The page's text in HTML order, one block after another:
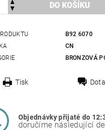
B92 6070
CN
BRONZOVÁ
Tisk
Objednávky přijaté do
doručíme následující